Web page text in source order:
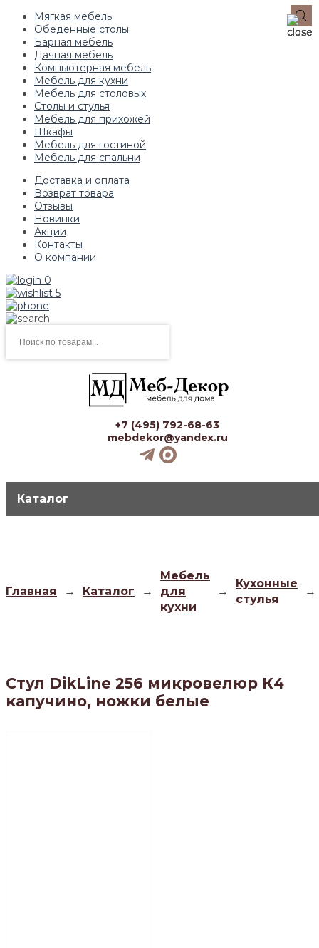
Мягкая мебель
Обеденные столы
Барная мебель
Дачная мебель
Компьютерная мебель
Мебель для кухни
Мебель для столовых
Столы и стулья
Мебель для прихожей
Шкафы
Мебель для гостиной
Мебель для спальни
Доставка и оплата
Возврат товара
Отзывы
Новинки
Акции
Контакты
О компании
0
5
товаров
+7 (495) 792-68-63
mebdekor@yandex.ru
Каталог
Главная → Каталог →
Мебель
для
кухни
→
Кухонные
стулья
→
Стул DikLine 256 микровелюр К4
капучино, ножки белые